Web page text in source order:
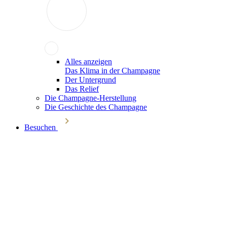
Alles anzeigen
Das Klima in der Champagne
Der Untergrund
Das Relief
Die Champagne-Herstellung
Die Geschichte des Champagne
Besuchen